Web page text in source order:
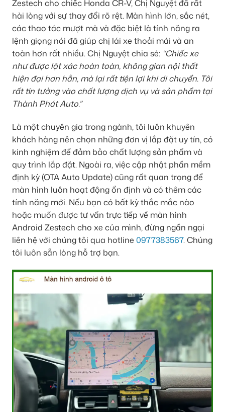
Zestech cho chiếc Honda CR-V, Chị Nguyệt đã rất
hài lòng với sự thay đổi rõ rệt. Màn hình lớn, sắc nét,
các thao tác mượt mà và đặc biệt là tính năng ra
lệnh giọng nói đã giúp chị lái xe thoải mái và an
toàn hơn rất nhiều. Chị Nguyệt chia sẻ: “Chiếc xe
như được lột xác hoàn toàn, không gian nội thất
hiện đại hơn hẳn, mà lại rất tiện lợi khi di chuyển. Tôi
rất tin tưởng vào chất lượng dịch vụ và sản phẩm tại
Thành Phát Auto.”
Là một chuyên gia trong ngành, tôi luôn khuyên
khách hàng nên chọn những đơn vị lắp đặt uy tín, có
kinh nghiệm để đảm bảo chất lượng sản phẩm và
quy trình lắp đặt. Ngoài ra, việc cập nhật phần mềm
định kỳ (OTA Auto Update) cũng rất quan trọng để
màn hình luôn hoạt động ổn định và có thêm các
tính năng mới. Nếu bạn có bất kỳ thắc mắc nào
hoặc muốn được tư vấn trực tiếp về màn hình
Android Zestech cho xe của mình, đừng ngần ngại
liên hệ với chúng tôi qua hotline 0977383567. Chúng
tôi luôn sẵn lòng hỗ trợ bạn.